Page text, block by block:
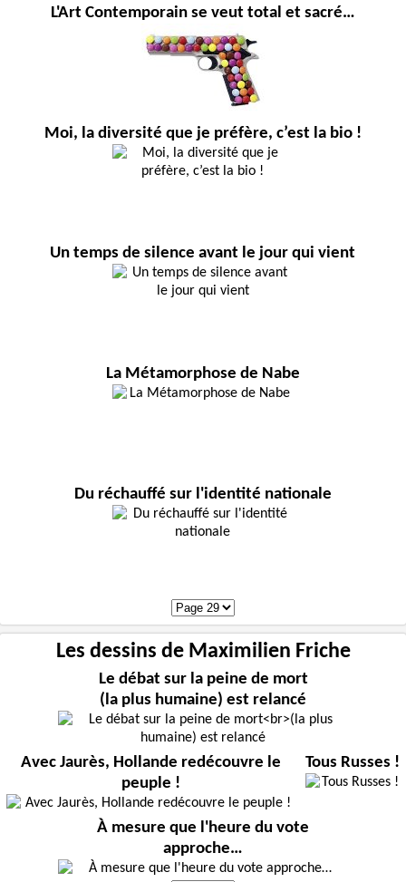
L'Art Contemporain se veut total et sacré…
Moi, la diversité que je préfère, c’est la bio !
Un temps de silence avant le jour qui vient
La Métamorphose de Nabe
Du réchauffé sur l'identité nationale
Les dessins de Maximilien Friche
Le débat sur la peine de mort
(la plus humaine) est relancé
Avec Jaurès, Hollande redécouvre le
peuple !
Tous Russes !
À mesure que l'heure du vote
approche…